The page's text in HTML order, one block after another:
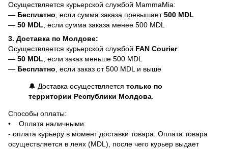
Осуществляется курьерской службой MammaMia:
— Бесплатно , если сумма заказа превышает500 MDL
— 50 MDL , если сумма заказа менее 500 MDL
3. Доставка по Молдове:
Осуществляется курьерской службой FAN Courier:
— 50 MDL , если заказ меньше 500 MDL
— Бесплатно , если заказ от 500 MDL и выше
🔔 Доставка осуществляется только по
территории Республики Молдова
Способы оплаты:
• Оплата наличными:
- оплата курьеру в момент доставки товара. Оплата товара
осуществляется в леях (MDL), после чего курьер выдает